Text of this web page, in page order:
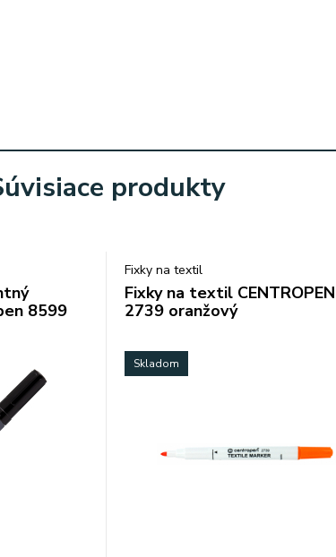
produkty
8599
Fixky na textil
Fixky na textil CENTROPEN
2739 oranžový
Skladom